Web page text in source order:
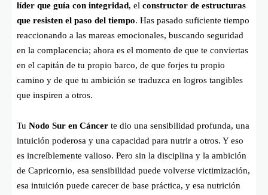
líder que guía con integridad, el constructor de estructuras
que resisten el paso del tiempo. Has pasado suficiente tiempo
reaccionando a las mareas emocionales, buscando seguridad
en la complacencia; ahora es el momento de que te conviertas
en el capitán de tu propio barco, de que forjes tu propio
camino y de que tu ambición se traduzca en logros tangibles
que inspiren a otros.
Tu Nodo Sur en Cáncer te dio una sensibilidad profunda, una
intuición poderosa y una capacidad para nutrir a otros. Y eso
es increíblemente valioso. Pero sin la disciplina y la ambición
de Capricornio, esa sensibilidad puede volverse victimización,
esa intuición puede carecer de base práctica, y esa nutrición